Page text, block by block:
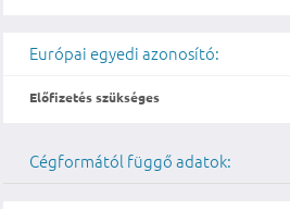
Európai egyedi azonosító:
Előfizetés szükséges
Cégformától függő adatok: